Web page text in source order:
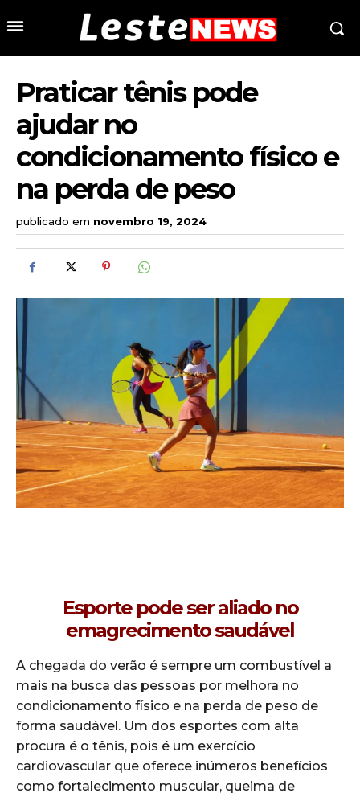
Praticar tênis pode
ajudar no
condicionamento físico e
na perda de peso
publicado em novembro 19, 2024
Esporte pode ser aliado no
emagrecimento saudável
A chegada do verão é sempre um combustível a
mais na busca das pessoas por melhora no
condicionamento físico e na perda de peso de
forma saudável. Um dos esportes com alta
procura é o tênis, pois é um exercício
cardiovascular que oferece inúmeros benefícios
como fortalecimento muscular, queima de